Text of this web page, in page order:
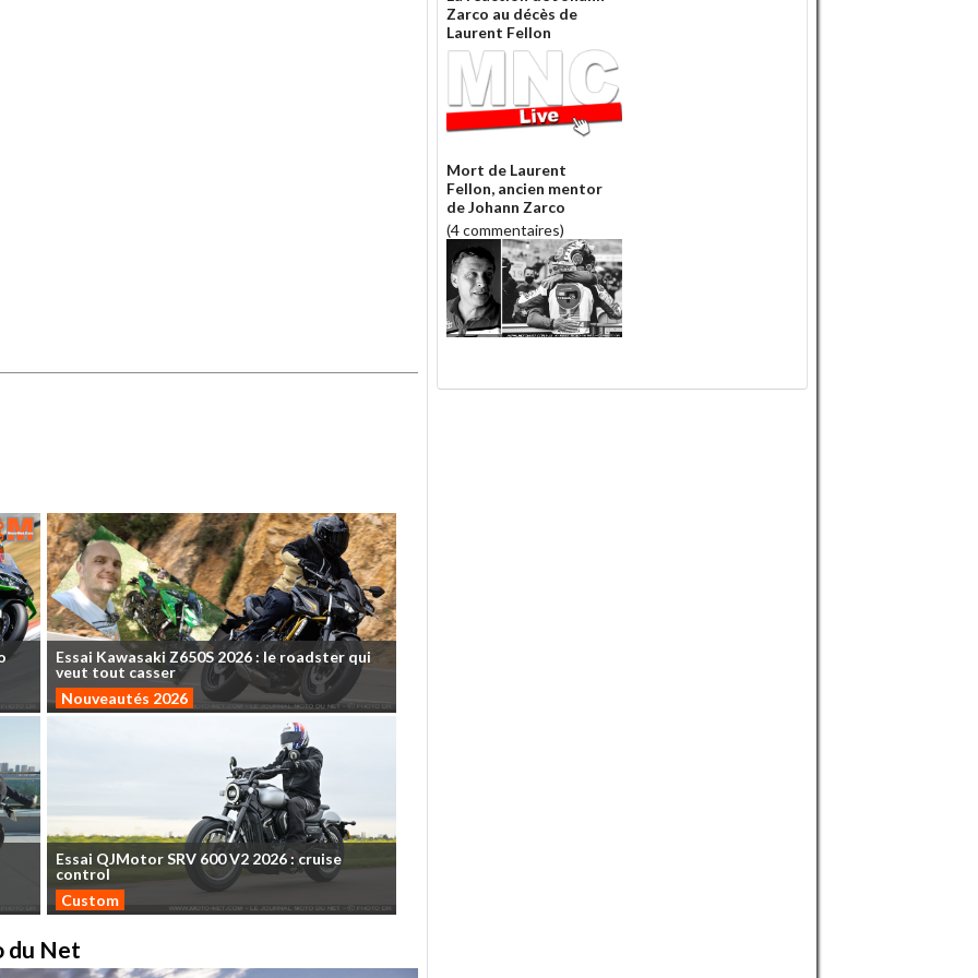
Essai Kawasaki Z650S2026:le roadster qui
veut tout casser
Nouveautés 2026
Essai QJMotorSRV 600V2 2026: cruise
control
Custom
du Net
Zarco au décès de
Laurent Fellon
Mort de Laurent
Fellon, ancien mentor
de Johann Zarco
(4 commentaires)